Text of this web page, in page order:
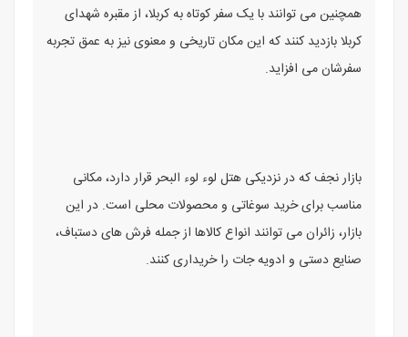
همچنین می توانند با یک سفر کوتاه به کربلا، از مقبره شهدای
کربلا بازدید کنند که این مکان تاریخی و معنوی نیز به عمق تجربه
سفرشان می افزاید.
بازار نجف که در نزدیکی هتل لوء لوء البحر قرار دارد، مکانی
مناسب برای خرید سوغاتی و محصولات محلی است. در این
بازار، زائران می توانند انواع کالاها از جمله فرش های دستباف،
صنایع دستی و ادویه جات را خریداری کنند.